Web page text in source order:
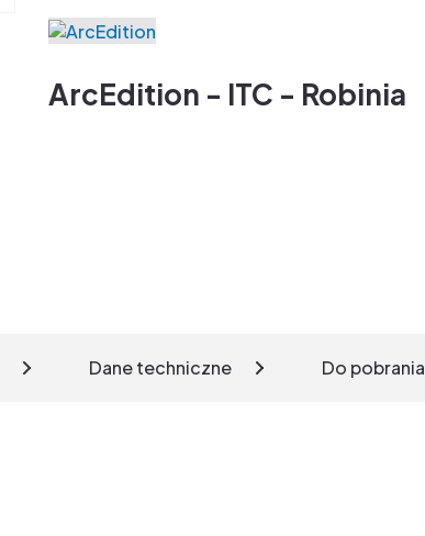
ArcEdition - ITC - Robinia
Dane techniczne Do pobrania